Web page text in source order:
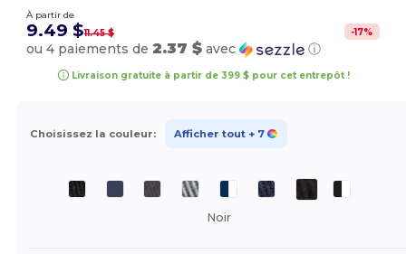
À partir de
9.49 $11.45 $ -17%
ou 4 paiements de2.37 $ avec ⓘ
Livraison gratuite à partir de 399 $ pour cet entrepôt !
Choisissez la couleur: Afficher tout + 7
Noir